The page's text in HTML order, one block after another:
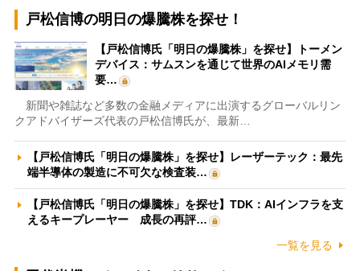
戸松信博の明日の爆騰株を探せ！
【戸松信博氏「明日の爆騰株」を探せ】トーメン
デバイス：サムスンを通じて世界のAIメモリ需
要…
新聞や雑誌など多数の金融メディアに出演するグローバルリン
クアドバイザーズ代表の戸松信博氏が、最新…
【戸松信博氏「明日の爆騰株」を探せ】レーザーテック：最先
端半導体の製造に不可欠な検査装…
【戸松信博氏「明日の爆騰株」を探せ】TDK：AIインフラを支
えるキープレーヤー 成長の再評…
一覧を見る